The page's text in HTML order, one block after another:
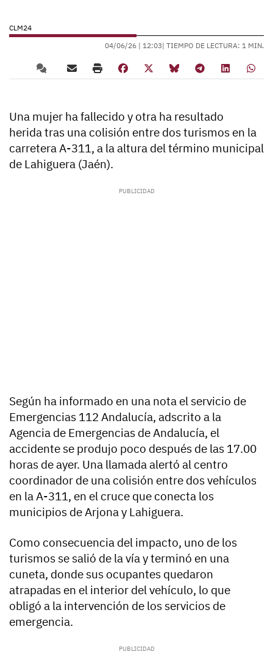
CLM24
04/06/26 | 12:03| TIEMPO DE LECTURA: 1 MIN.
Una mujer ha fallecido y otra ha resultado
herida tras una colisión entre dos turismos en la
carretera A-311, a la altura del término municipal
de Lahiguera (Jaén).
Según ha informado en una nota el servicio de
Emergencias 112 Andalucía, adscrito a la
Agencia de Emergencias de Andalucía, el
accidente se produjo poco después de las 17.00
horas de ayer. Una llamada alertó al centro
coordinador de una colisión entre dos vehículos
en la A-311, en el cruce que conecta los
municipios de Arjona y Lahiguera.
Como consecuencia del impacto, uno de los
turismos se salió de la vía y terminó en una
cuneta, donde sus ocupantes quedaron
atrapadas en el interior del vehículo, lo que
obligó a la intervención de los servicios de
emergencia.